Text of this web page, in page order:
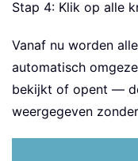
Stap 4: Klik op alle
Vanaf nu worden
automatisch
bekijkt of opent —
weergegeven